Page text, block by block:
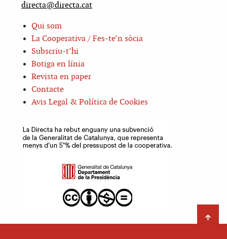
directa@directa.cat
Qui som
La Cooperativa / Fes-te’n sòcia
Subscriu-t’hi
Botiga en línia
Revista en paper
Contacte
Avis Legal & Política de Cookies